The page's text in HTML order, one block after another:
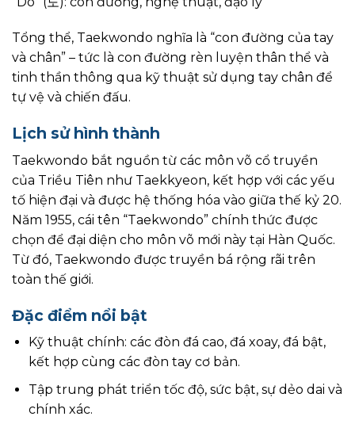
Tổng thể, Taekwondo nghĩa là “con đường của tay
và chân” – tức là con đường rèn luyện thân thể và
tinh thần thông qua kỹ thuật sử dụng tay chân để
tự vệ và chiến đấu.
Lịch sử hình thành
Taekwondo bắt nguồn từ các môn võ cổ truyền
của Triều Tiên như Taekkyeon, kết hợp với các yếu
tố hiện đại và được hệ thống hóa vào giữa thế kỷ 20.
Năm 1955, cái tên “Taekwondo” chính thức được
chọn để đại diện cho môn võ mới này tại Hàn Quốc.
Từ đó, Taekwondo được truyền bá rộng rãi trên
toàn thế giới.
Đặc điểm nổi bật
Kỹ thuật chính: các đòn đá cao, đá xoay, đá bật,
kết hợp cùng các đòn tay cơ bản.
Tập trung phát triển tốc độ, sức bật, sự dẻo dai và
chính xác.